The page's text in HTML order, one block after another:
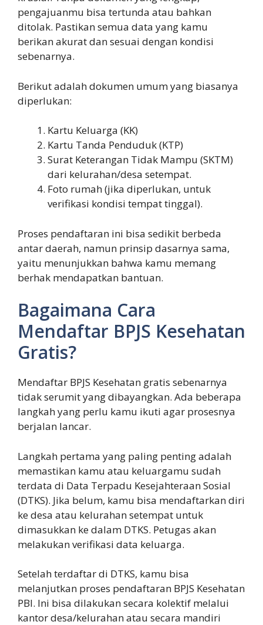
pengajuanmu bisa tertunda atau bahkan
ditolak. Pastikan semua data yang kamu
berikan akurat dan sesuai dengan kondisi
sebenarnya.
Berikut adalah dokumen umum yang biasanya
diperlukan:
Kartu Keluarga (KK)
Kartu Tanda Penduduk (KTP)
Surat Keterangan Tidak Mampu (SKTM)
dari kelurahan/desa setempat.
Foto rumah (jika diperlukan, untuk
verifikasi kondisi tempat tinggal).
Proses pendaftaran ini bisa sedikit berbeda
antar daerah, namun prinsip dasarnya sama,
yaitu menunjukkan bahwa kamu memang
berhak mendapatkan bantuan.
Bagaimana Cara
Mendaftar BPJS Kesehatan
Gratis?
Mendaftar BPJS Kesehatan gratis sebenarnya
tidak serumit yang dibayangkan. Ada beberapa
langkah yang perlu kamu ikuti agar prosesnya
berjalan lancar.
Langkah pertama yang paling penting adalah
memastikan kamu atau keluargamu sudah
terdata di Data Terpadu Kesejahteraan Sosial
(DTKS). Jika belum, kamu bisa mendaftarkan diri
ke desa atau kelurahan setempat untuk
dimasukkan ke dalam DTKS. Petugas akan
melakukan verifikasi data keluarga.
Setelah terdaftar di DTKS, kamu bisa
melanjutkan proses pendaftaran BPJS Kesehatan
PBI. Ini bisa dilakukan secara kolektif melalui
kantor desa/kelurahan atau secara mandiri